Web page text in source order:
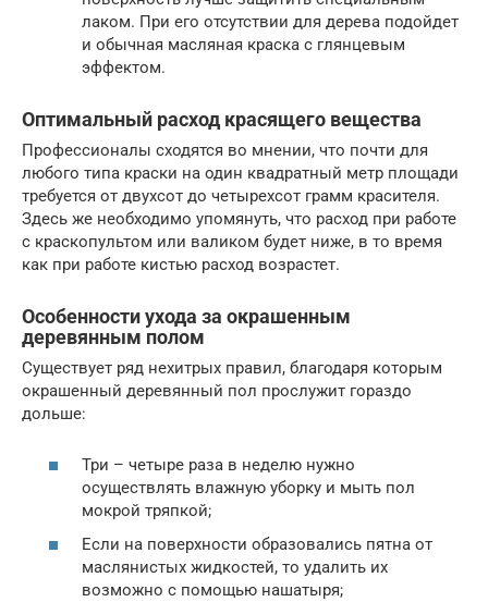
лаком. При его отсутствии для дерева подойдет
и обычная масляная краска с глянцевым
эффектом.
Оптимальный расход красящего вещества
Профессионалы сходятся во мнении, что почти для
любого типа краски на один квадратный метр площади
требуется от двухсот до четырехсот грамм красителя.
Здесь же необходимо упомянуть, что расход при работе
с краскопультом или валиком будет ниже, в то время
как при работе кистью расход возрастет.
Особенности ухода за окрашенным
деревянным полом
Существует ряд нехитрых правил, благодаря которым
окрашенный деревянный пол прослужит гораздо
дольше:
Три – четыре раза в неделю нужно
осуществлять влажную уборку и мыть пол
мокрой тряпкой;
Если на поверхности образовались пятна от
маслянистых жидкостей, то удалить их
возможно с помощью нашатыря;